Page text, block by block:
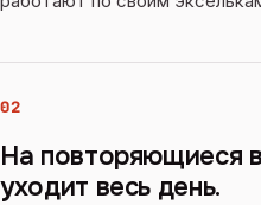
02
На повторяющиеся
уходит весь день.